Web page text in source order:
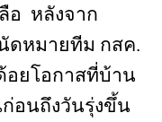
อ หลังจาก
ดหมายทีม กสค.
อยโอกาสที่บ้าน
ก่อนถึงวันรุ่งขึ้น